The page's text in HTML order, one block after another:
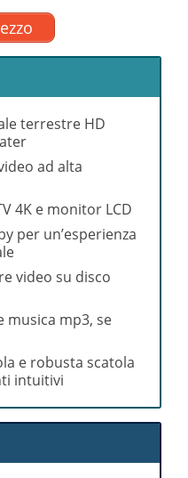
terrestre HD
ad alta
4K e monitor LCD
per un’esperienza
video su disco
musica mp3, se
e robusta scatola
intuitivi